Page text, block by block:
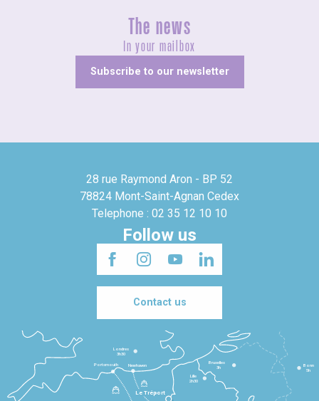
The news
In your mailbox
Subscribe to our newsletter
28 rue Raymond Aron - BP 52
78824 Mont-Saint-Agnan Cedex
Telephone : 02 35 12 10 10
Follow us
Contact us
Le Tréport
Lille
2h30
Bruxelles
3h
Londres
3h30
Newhaven
Portsmouth
Bonn
5h